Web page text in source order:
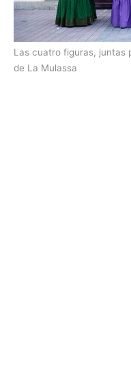
Las cuatro figuras, juntas
de La Mulassa